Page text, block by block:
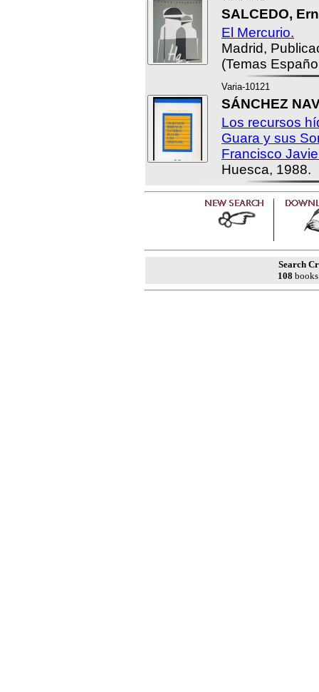
SALCEDO,
El Mercurio.
Madrid,
(Temas
Varia-10121
SÁNCHEZ
Los recursos
Guara y sus
Francisco
Huesca, 1988.
Search
108